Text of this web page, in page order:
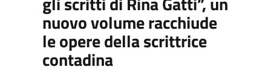
nuovo volume racchiude
le opere della scrittrice
contadina